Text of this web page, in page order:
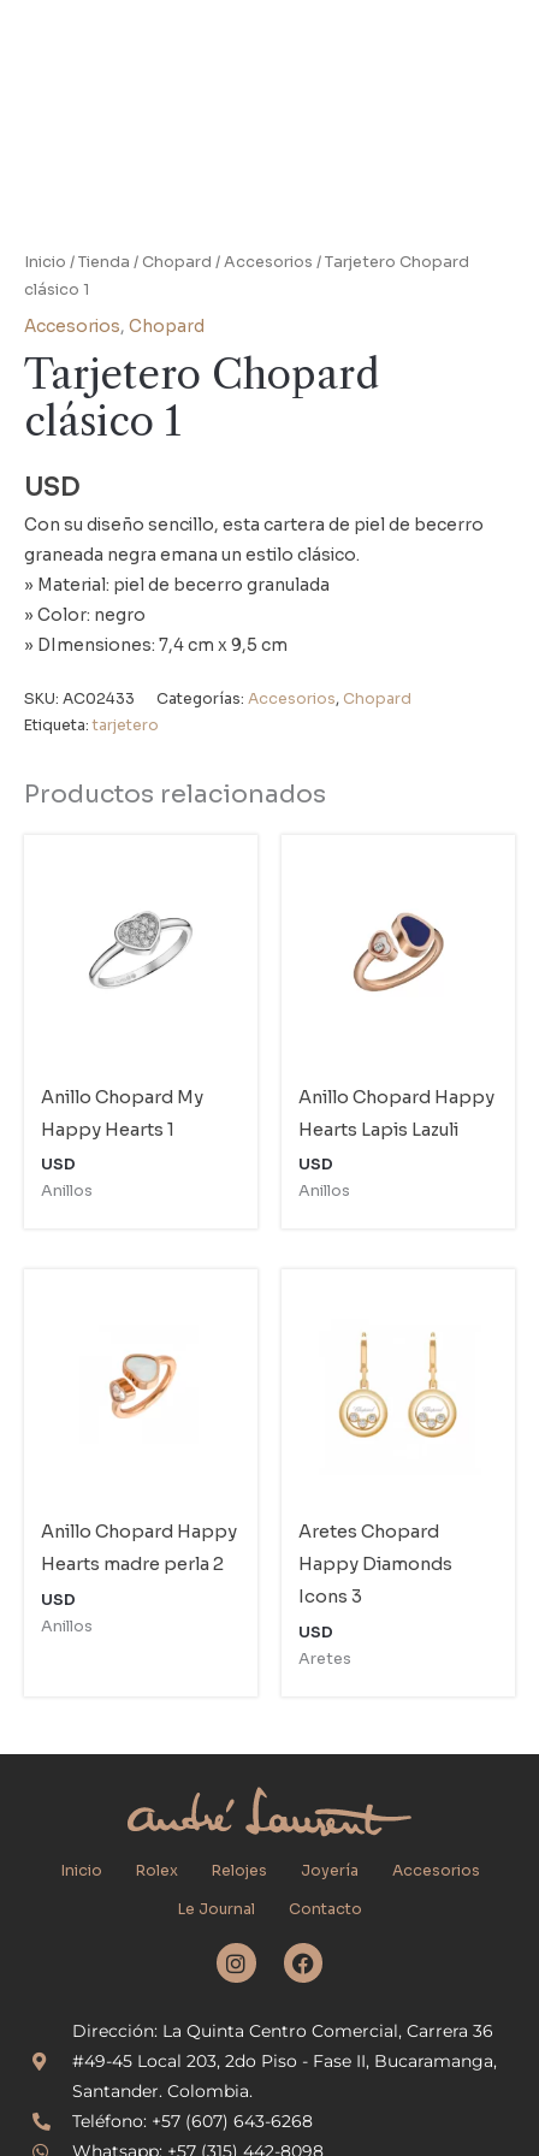
Inicio /Tienda / Chopard /Accesorios / Tarjetero Chopard
clásico 1
Accesorios, Chopard
Tarjetero Chopard
clásico 1
USD
Con su diseño sencillo, esta cartera de piel de becerro
graneada negra emana un estilo clásico.
» Material: piel de becerro granulada
» Color: negro
» DImensiones: 7,4 cm x 9,5 cm
SKU: AC02433 Categorías: Accesorios, Chopard
Etiqueta:tarjetero
Productos relacionados
Anillo Chopard My
Happy Hearts 1
USD
Anillos
Anillo Chopard Happy
Hearts Lapis Lazuli
USD
Anillos
Anillo Chopard Happy
Hearts madre perla 2
USD
Anillos
Aretes Chopard
Happy Diamonds
Icons 3
USD
Aretes
Inicio Rolex Relojes Joyería
Accesorios
Le Journal
Contacto
I
n
a
g
r
a
m
F
a
b
o
Dirección: La Quinta Centro Comercial, Carrera 36
#49-45 Local 203, 2do Piso - Fase II, Bucaramanga,
Santander. Colombia.
Teléfono: +57 (607) 643-6268
Whatsapp: +57 (315) 442-8098